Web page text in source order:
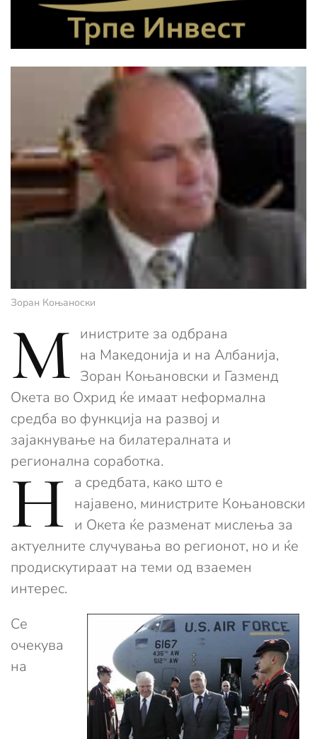
Зоран Коњаноски
М инистрите за одбрана
на Македонија и на Албанија,
Зоран Коњановски и Газменд
Окета во Охрид ќе имаат неформална
средба во функција на развој и
зајакнување на билатералната и
регионална соработка.
Н а средбата, како што е
најавено, министрите Коњановски
и Окета ќе разменат мислења за
актуелните случувања во регионот, но и ќе
продискутираат на теми од взаемен
интерес.
Се
очекува
на